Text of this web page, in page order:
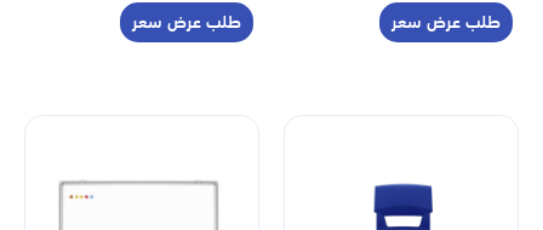
طلب عرض سعر طلب عرض سعر